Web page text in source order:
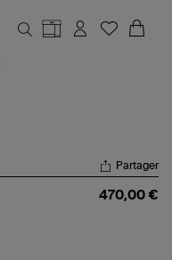
Partager
470,00 €